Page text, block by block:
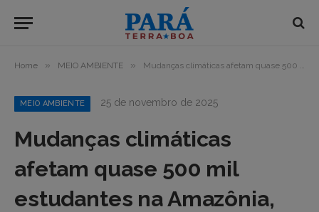
Home » MEIO AMBIENTE » Mudanças climáticas afetam quase 500 mil estudantes na Amazônia, aponta Unicef
MEIO AMBIENTE 25 de novembro de 2025
Mudanças climáticas
afetam quase 500 mil
estudantes na Amazônia,